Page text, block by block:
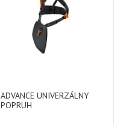
ADVANCE UNIVERZÁLNY
POPRUH